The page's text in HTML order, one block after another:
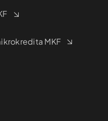
MKF